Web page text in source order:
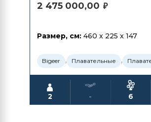
2 475 000,00 ₽
Размер, см: 460 x 225 x 147
Bigeer , Плавательные ,
2 - 6